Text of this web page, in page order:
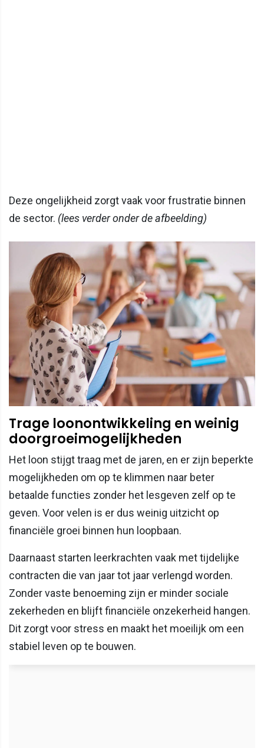
Deze ongelijkheid zorgt vaak voor frustratie binnen
de sector. (lees verder onder de afbeelding)
Trage loonontwikkeling en weinig
doorgroeimogelijkheden
Het loon stijgt traag met de jaren, en er zijn beperkte
mogelijkheden om op te klimmen naar beter
betaalde functies zonder het lesgeven zelf op te
geven. Voor velen is er dus weinig uitzicht op
financiële groei binnen hun loopbaan.
Daarnaast starten leerkrachten vaak met tijdelijke
contracten die van jaar tot jaar verlengd worden.
Zonder vaste benoeming zijn er minder sociale
zekerheden en blijft financiële onzekerheid hangen.
Dit zorgt voor stress en maakt het moeilijk om een
stabiel leven op te bouwen.